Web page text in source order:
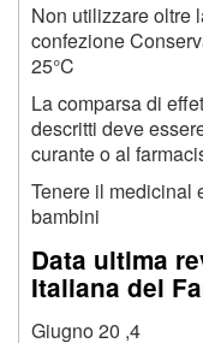
Non utilizzare oltre
confezione
25°C
La comparsa di
descritti deve
curante o al
Tenere il medicinal
bambini
Data ultima
Italiana del
Giugno 20 ,4